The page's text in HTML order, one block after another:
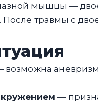
мышцы —
После травмы с
возможна
—